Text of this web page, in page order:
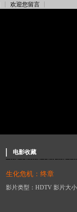
欢迎您留言
电影收藏
生化危机：终章
影片类型：HDTV 影片大